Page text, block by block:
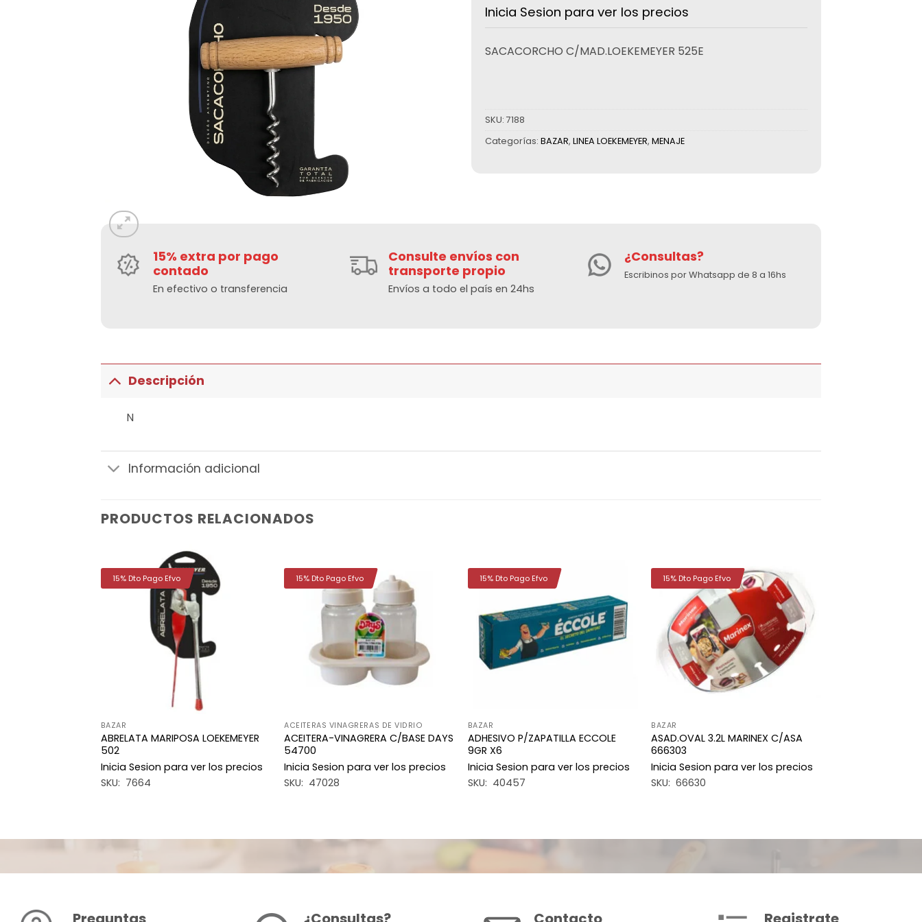
Inicia Sesion para ver los precios
SACACORCHO C/MAD.LOEKEMEYER 525E
SKU: 7188
Categorías: BAZAR, LINEA LOEKEMEYER, MENAJE
15% extra por pago
contado
En efectivo o transferencia
Consulte envíos con
transporte propio
Envíos a todo el país en 24hs
¿Consultas?
Escribinos por Whatsapp de 8 a 16hs
Descripción
N
Información adicional
PRODUCTOS RELACIONADOS
BAZAR
ABRELATA MARIPOSA LOEKEMEYER
502
Inicia Sesion para ver los precios
SKU: 7664
15% Dto Pago Efvo
lista de
deseos
ACEITERAS VINAGRERAS DE VIDRIO
ACEITERA-VINAGRERA C/BASE DAYS
54700
Inicia Sesion para ver los precios
SKU: 47028
15% Dto Pago Efvo
lista de
deseos
BAZAR
ADHESIVO P/ZAPATILLA ECCOLE
9GR X6
Inicia Sesion para ver los precios
SKU: 40457
15% Dto Pago Efvo
Añadir
a la
lista de
deseos
BAZAR
ASAD.OVAL 3.2L MARINEX C/ASA
666303
Inicia Sesion para ver los precios
SKU: 66630
15% Dto Pago Efvo